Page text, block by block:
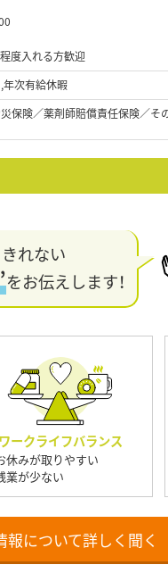
度入れる方歓迎
年次有給休暇
保険／薬剤師賠償責任保険／そ
れない
をお伝えします！
ワークライフバランス
休みが取りやすい
業が少ない
報について詳しく聞く